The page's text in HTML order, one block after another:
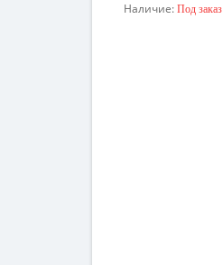
По запросу
Наличие: Под заказ